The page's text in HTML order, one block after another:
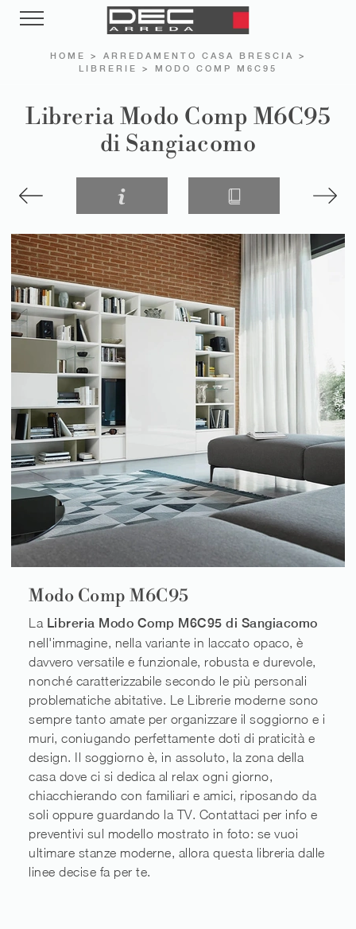
HOME > ARREDAMENTO CASA BRESCIA
>
LIBRERIE
> MODO COMP M6C95
Libreria Modo Comp M6C95
di Sangiacomo
Modo Comp M6C95
La Libreria Modo Comp M6C95 di Sangiacomo
nell'immagine, nella variante in laccato opaco, è
davvero versatile e funzionale, robusta e durevole,
nonché caratterizzabile secondo le più personali
problematiche abitative. Le Librerie moderne sono
sempre tanto amate per organizzare il soggiorno e i
muri, coniugando perfettamente doti di praticità e
design. Il soggiorno è, in assoluto, la zona della
casa dove ci si dedica al relax ogni giorno,
chiacchierando con familiari e amici, riposando da
soli oppure guardando la TV. Contattaci per info e
preventivi sul modello mostrato in foto: se vuoi
ultimare stanze moderne, allora questa libreria dalle
linee decise fa per te.